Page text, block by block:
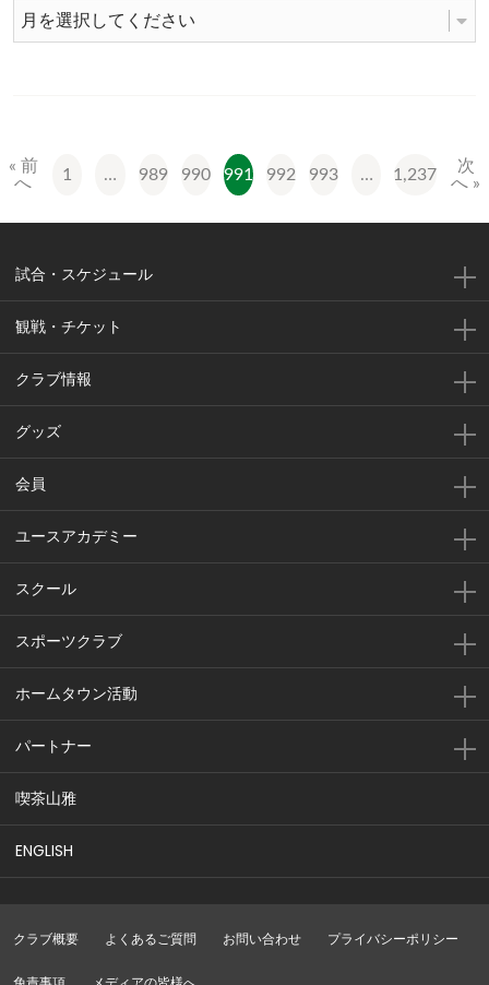
« 前
へ
1 … 989 990 991 992 993 … 1,237
次
へ »
試合・スケジュール
観戦・チケット
クラブ情報
グッズ
会員
ユースアカデミー
スクール
スポーツクラブ
ホームタウン活動
パートナー
喫茶山雅
ENGLISH
クラブ概要 よくあるご質問 お問い合わせ プライバシーポリシー